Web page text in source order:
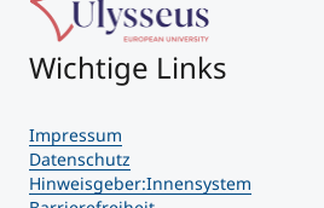
Wichtige Links
Impressum
Datenschutz
Hinweisgeber:Innensystem